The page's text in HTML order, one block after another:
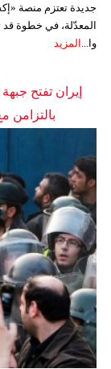
جديدة تعتزم منصة
المعدّلة، في خطوة قد
وا...
المزيد
إيران تفتح
بالتزامن